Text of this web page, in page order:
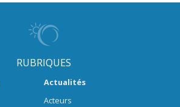
RUBRIQUES
Actualités
Acteurs